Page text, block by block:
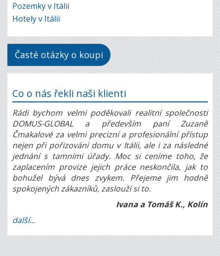
Pozemky v Itálii
Hotely v Itálii
Časté otázky o koupi
Co o nás řekli naši klienti
Rádi bychom velmi poděkovali realitní společnosti
DOMUS-GLOBAL a především paní Zuzaně
Čmakalové za velmi precizní a profesionální přístup
nejen při pořizování domu v Itálii, ale i za následné
jednání s tamními úřady. Moc si ceníme toho, že
zaplacením provize jejich práce neskončila, jak to
bohužel bývá dnes zvykem. Přejeme jim hodně
spokojených zákazníků, zaslouží si to.
Ivana a Tomáš K., Kolín
další...